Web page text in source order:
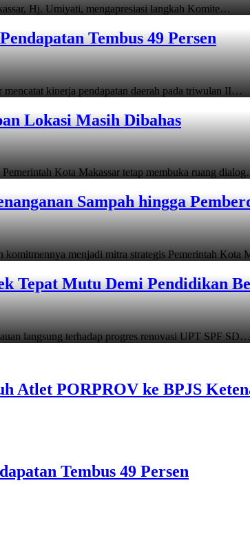
Hj. Umiyati, mengapresiasi langkah Komite…
Tembus 49 Persen
kinerja pendapatan daerah pada triwulan II…
Lokasi Masih Dibahas
Kota Makassar tetap membuka ruang
Sampah hingga
menjadi mitra strategis Pemerintah Kota
Tepat Mutu Demi Pendidikan
langsung terhadap progres renovasi UPT SPF SD…
Atlet PORPROV ke BPJS
Tembus 49 Persen